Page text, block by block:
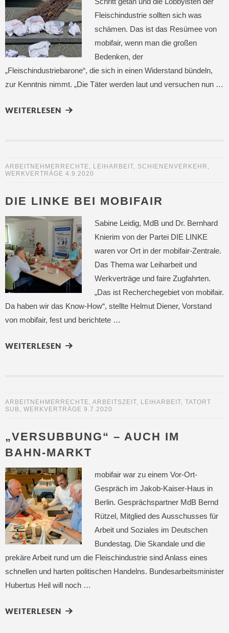
Fleischindustrie sollten sich was
schämen. Das ist das Resümee von
mobifair, wenn man die großen
Bedenken, der
„Fleischindustriebarone“, die sich in einen Widerstand bündeln,
zur Kenntnis nimmt. „Die Täter werden laut und versuchen nun …
WEITERLESEN
ARBEITNEHMERRECHTE, LEIHARBEIT, SCHIENENVERKEHR ,
WERKVERTRÄGE 4.9.2020
DIE LINKE BEI MOBIFAIR
Sabine Leidig, MdB und Dr. Bernhard
Knierim von der Partei DIE LINKE
waren vor Ort in der mobifair-Zentrale.
Das Thema war Leiharbeit und
Werkverträge und faire Zugfahrten.
„Das ist Recherchegebiet von mobifair.
Da haben wir das Know-How“, stellte Helmut Diener, Vorstand
von mobifair, fest und berichtete …
WEITERLESEN
ARBEITNEHMERRECHTE, ARBEITSZEIT, LEIHARBEIT, TATORT
SUB, WERKVERTRÄGE 9.7.2020
„VERSUBBUNG“ – AUCH IM
BAHN-MARKT
mobifair war zu einem Vor-Ort-
Gespräch im Jakob-Kaiser-Haus in
Berlin. Gesprächspartner MdB Bernd
Rützel, Mitglied des Ausschusses für
Arbeit und Soziales im Deutschen
Bundestag. Die Skandale und die
prekäre Arbeit rund um die Fleischindustrie sind Anlass eines
schnellen und harten politischen Handelns. Bundesarbeitsminister
Hubertus Heil will noch …
WEITERLESEN